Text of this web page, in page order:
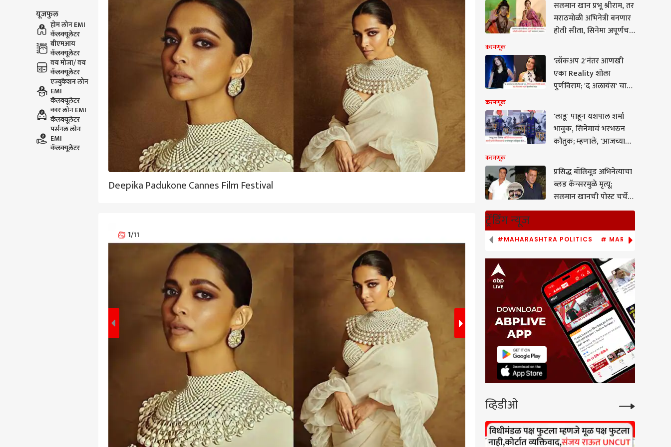
यूजफुल
होम लोन EMI
कॅलक्यूलेटर
बीएमआय
कॅलक्यूलेटर
वय मोजा/ वय
कॅलक्यूलेटर
एज्युकेशन लोन
EMI
कॅलक्यूलेटर
कार लोन EMI
कॅलक्यूलेटर
पर्सनल लोन
EMI
कॅलक्यूलेटर
Deepika Padukone Cannes Film Festival
1/11 2 /11
कान्स फेस्टिव्हलमध्ये दीपिकाने फॅशनचा नवा पायंडा
सलमान खान प्रभू श्रीराम, तर
मराठमोळी अभिनेत्री बनणार
होती सीता, सिनेमा अपूर्णच
करमणूक
'लॉकअप 2'नंतर आणखी
एका Reality शोला
पुर्णविराम; 'द अलायंस' चा
पटकावली ट्रॉफी?
करमणूक
'लाडू' पाहून यशपाल शर्मा
भावुक, सिनेमाचं भरभरुन
कौतुक; म्हणाले, 'आजच्या
बनवणं...'
करमणूक
प्रसिद्ध बॉलिवूड अभिनेत्याचा
ब्लड कॅन्सरमुळे मृत्यू;
सलमान खानची पोस्ट चर्चेत,
दु:ख व्यक्त करत म्हणाला...
ट्रेंडिंग न्यूज
#MAHARASHTRA POLITICS # MARATHI NEWS
व्हिडीओ
पर्सनल कॉर्नर